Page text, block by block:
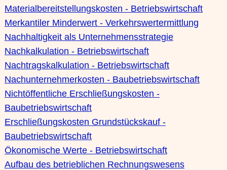
Materialbereitstellungskosten - Betriebswirtschaft
Merkantiler Minderwert - Verkehrswertermittlung
Nachhaltigkeit als Unternehmensstrategie
Nachkalkulation - Betriebswirtschaft
Nachtragskalkulation - Betriebswirtschaft
Nachunternehmerkosten - Baubetriebswirtschaft
Nichtöffentliche Erschließungskosten -
Baubetriebswirtschaft
Erschließungskosten Grundstückskauf -
Baubetriebswirtschaft
Ökonomische Werte - Betriebswirtschaft
Aufbau des betrieblichen Rechnungswesens